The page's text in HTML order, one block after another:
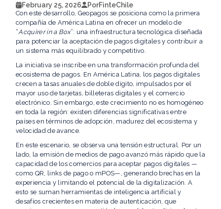
February 25, 2026 PorFinteChile
Con este desarrollo, Geopagos se posiciona como la primera
compañía de América Latina en ofrecer un modelo de
“Acquirer in a Box”: una infraestructura tecnológica diseñada
para potenciar la aceptación de pagos digitales y contribuir a
un sistema más equilibrado y competitivo.
La iniciativa se inscribe en una transformación profunda del
ecosistema de pagos. En América Latina, los pagos digitales
crecen a tasas anuales de doble dígito, impulsados por el
mayor uso de tarjetas, billeteras digitales y el comercio
electrónico. Sin embargo, este crecimiento no es homogéneo
en toda la región: existen diferencias significativas entre
países en términos de adopción, madurez del ecosistema y
velocidad de avance.
En este escenario, se observa una tensión estructural. Por un
lado, la emisión de medios de pago avanzó más rápido que la
capacidad de los comercios para aceptar pagos digitales —
como QR, links de pago o mPOS—, generando brechas en la
experiencia y limitando el potencial de la digitalización. A
esto se suman herramientas de inteligencia artificial y
desafíos crecientes en materia de autenticación, que